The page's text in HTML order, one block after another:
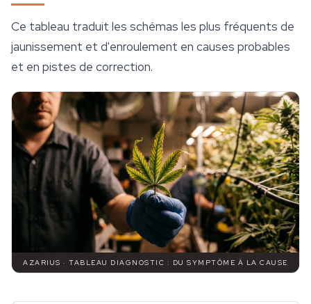
Ce tableau traduit les schémas les plus fréquents de
jaunissement et d'enroulement en causes probables
et en pistes de correction.
AZARIUS · TABLEAU DIAGNOSTIC : DU SYMPTÔME À LA CAUSE